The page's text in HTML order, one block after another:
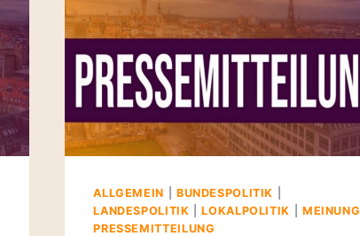
ALLGEMEIN BUNDESPOLITIK
LANDESPOLITIK |LOKALPOLITIK MEINUNG
PRESSEMITTEILUNG